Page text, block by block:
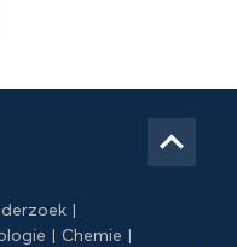
Chemie
keyboard_arrow_up